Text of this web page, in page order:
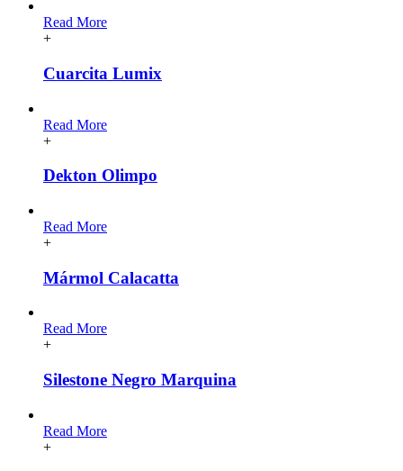
Read More
+
Cuarcita Lumix
Read More
+
Dekton Olimpo
Read More
+
Mármol Calacatta
Read More
+
Silestone Negro Marquina
Read More
+